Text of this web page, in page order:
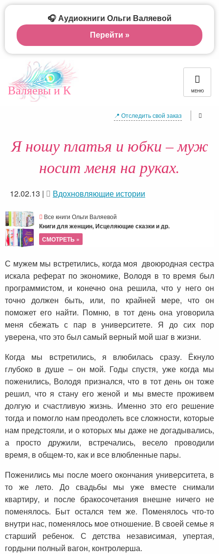
Валяевы и К МЕНЮ
📍 Отследить свой заказ
Я ношу платья и юбки – муж
носит меня на руках.
12.02.13 | Вдохновляющие истории
Все книги Ольги Валяевой
Книги для женщин, Исцеляющие сказки и др.
СМОТРЕТЬ »
С мужем мы встретились, когда моя двоюродная сестра
искала реферат по экономике, Володя в то время был
программистом, и конечно она решила, что у него он
точно должен быть, или, по крайней мере, что он
поможет его найти. Помню, в тот день она уговорила
меня сбежать с пар в университете. Я до сих пор
уверена, что это был самый верный мой шаг в жизни.
Когда мы встретились, я влюбилась сразу. Ёкнуло
глубоко в душе – он мой. Годы спустя, уже когда мы
поженились, Володя признался, что в тот день он тоже
решил, что я стану его женой и мы вместе проживем
долгую и счастливую жизнь. Именно это его решение
тогда и помогло нам преодолеть все сложности, которые
нам предстояли, и о которых мы даже не догадывались,
а просто дружили, встречались, весело проводили
время, в общем-то, как и все влюбленные пары.
Поженились мы после моего окончания университета, в
то же лето. До свадьбы мы уже вместе снимали
квартиру, и после бракосочетания внешне ничего не
поменялось. Быт остался тем же. Поменялось что-то
внутри нас, поменялось мое отношение. В своей семье я
старший ребенок. С детства независимая, упертая,
гордыни полный вагон, контролерша.
🎧 Аудиокниги Ольги Валяевой
Перейти »